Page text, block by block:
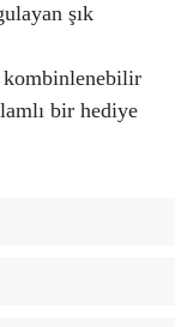
şık
kombinlenebilir
bir hediye